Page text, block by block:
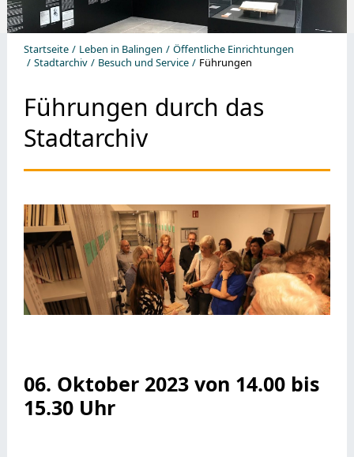
Startseite Leben in Balingen
Öffentliche Einrichtungen
Stadtarchiv
Besuch und Service Führungen
Führungen durch das
Stadtarchiv
06. Oktober 2023 von 14.00 bis
15.30 Uhr